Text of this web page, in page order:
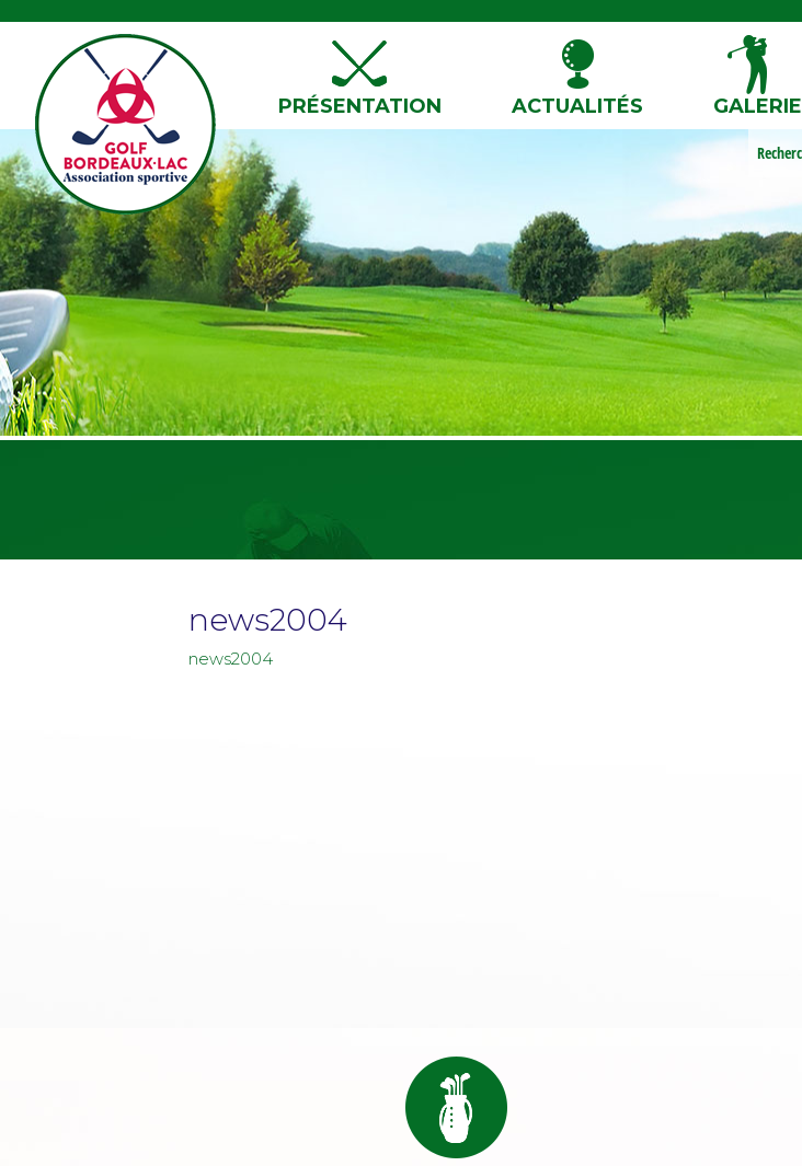
PRÉSENTATION ACTUALITÉS GALERIE
news2004
news2004